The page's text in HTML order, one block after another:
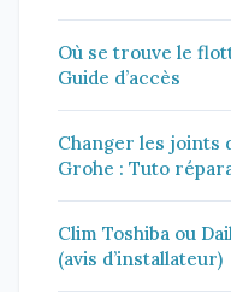
Où se trouve le
Guide d’accès
Changer les joints
Grohe : Tuto
Clim Toshiba ou
(avis d’installateur)